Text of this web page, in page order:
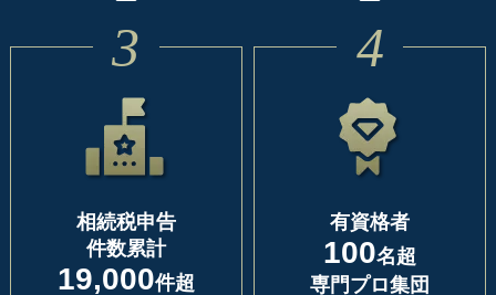
3
相続税申告
件数累計
19,000件超
4
有資格者
100名超
専門プロ集団